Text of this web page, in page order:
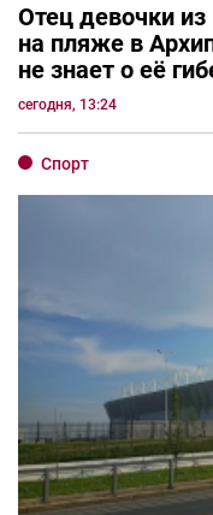
Отец девочки
на пляже в
не знает о её
сегодня, 13:24
Спорт